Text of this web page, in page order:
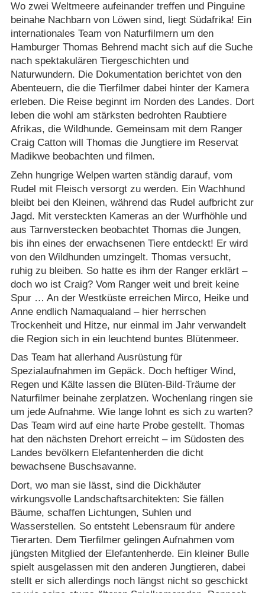
Wo zwei Weltmeere aufeinander treffen und Pinguine
beinahe Nachbarn von Löwen sind, liegt Südafrika! Ein
internationales Team von Naturfilmern um den
Hamburger Thomas Behrend macht sich auf die Suche
nach spektakulären Tiergeschichten und
Naturwundern. Die Dokumentation berichtet von den
Abenteuern, die die Tierfilmer dabei hinter der Kamera
erleben. Die Reise beginnt im Norden des Landes. Dort
leben die wohl am stärksten bedrohten Raubtiere
Afrikas, die Wildhunde. Gemeinsam mit dem Ranger
Craig Catton will Thomas die Jungtiere im Reservat
Madikwe beobachten und filmen.
Zehn hungrige Welpen warten ständig darauf, vom
Rudel mit Fleisch versorgt zu werden. Ein Wachhund
bleibt bei den Kleinen, während das Rudel aufbricht zur
Jagd. Mit versteckten Kameras an der Wurfhöhle und
aus Tarnverstecken beobachtet Thomas die Jungen,
bis ihn eines der erwachsenen Tiere entdeckt! Er wird
von den Wildhunden umzingelt. Thomas versucht,
ruhig zu bleiben. So hatte es ihm der Ranger erklärt –
doch wo ist Craig? Vom Ranger weit und breit keine
Spur … An der Westküste erreichen Mirco, Heike und
Anne endlich Namaqualand – hier herrschen
Trockenheit und Hitze, nur einmal im Jahr verwandelt
die Region sich in ein leuchtend buntes Blütenmeer.
Das Team hat allerhand Ausrüstung für
Spezialaufnahmen im Gepäck. Doch heftiger Wind,
Regen und Kälte lassen die Blüten-Bild-Träume der
Naturfilmer beinahe zerplatzen. Wochenlang ringen sie
um jede Aufnahme. Wie lange lohnt es sich zu warten?
Das Team wird auf eine harte Probe gestellt. Thomas
hat den nächsten Drehort erreicht – im Südosten des
Landes bevölkern Elefantenherden die dicht
bewachsene Buschsavanne.
Dort, wo man sie lässt, sind die Dickhäuter
wirkungsvolle Landschaftsarchitekten: Sie fällen
Bäume, schaffen Lichtungen, Suhlen und
Wasserstellen. So entsteht Lebensraum für andere
Tierarten. Dem Tierfilmer gelingen Aufnahmen vom
jüngsten Mitglied der Elefantenherde. Ein kleiner Bulle
spielt ausgelassen mit den anderen Jungtieren, dabei
stellt er sich allerdings noch längst nicht so geschickt